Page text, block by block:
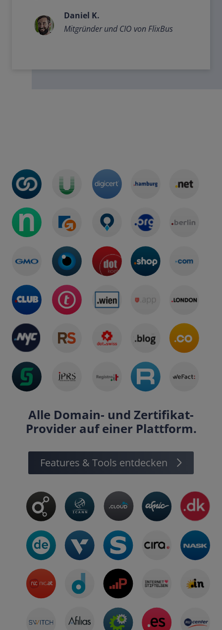
Daniel K.
Mitgründer und CIO von FlixBus
Alle Domain- und Zertifikat-
Provider auf einer Plattform.
Features & Tools entdecken